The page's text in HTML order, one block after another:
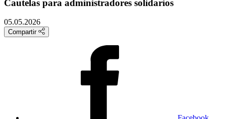
Cautelas para administradores solidarios
05.05.2026
Compartir